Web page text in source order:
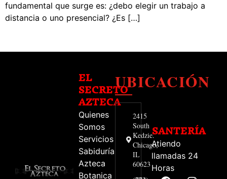
fundamental que surge es: ¿debo elegir un trabajo a
distancia o uno presencial? ¿Es […]
EL
SECRETO
AZTECA
Quienes
Somos
Servicios
Sabiduría
Azteca
Botanica
UBICACIÓN
2415
South
Kedzie.
Chicago,
IL
60623
SANTERÍA
Atiendo
llamadas 24
Horas